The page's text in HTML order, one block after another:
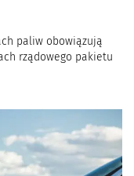
paliw obowiązują
rządowego pakietu